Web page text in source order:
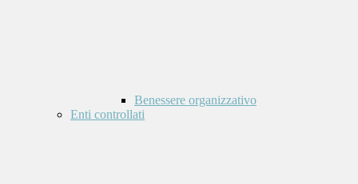
Benessere organizzativo
Enti controllati